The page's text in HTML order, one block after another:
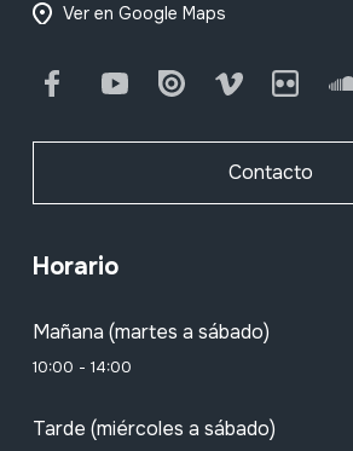
Ver en Google Maps
FacebookYoutube Issuu Vimeo Flickr
Contacto
Horario
Mañana (martes a sábado)
10:00 - 14:00
Tarde (miércoles a sábado)